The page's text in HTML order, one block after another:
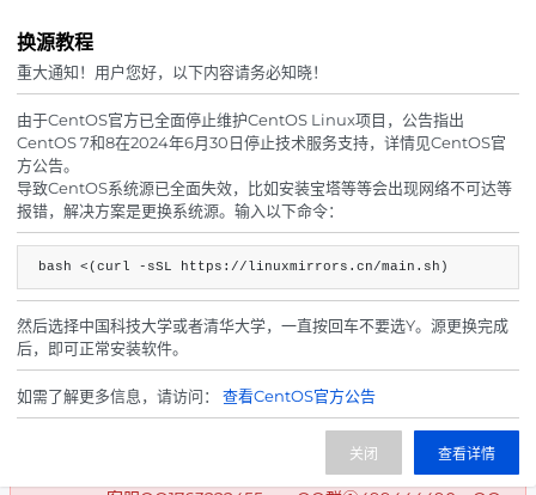
服务条款
所有业务到期前3天进行短信/邮件通知，所以我们强烈推
荐您在管理中心
绑定手机和邮箱，通过手机和邮箱接收
续费通知是目前到达率最高的提醒方式。
个人中心
和安全中心
填写完整个人信息，以便云服
务发生任何状况时我们能及时与您取得联系。若在问题解
决期间因您个人信息不全而无法与您取得联系，平台将不
承担任何责任。
尊敬的用户，因SSD固体硬盘安全存在不确定性，我司无
法确保绝对安全。您服务器中的数据弥足珍贵，平台难以
承担丢失风险。建议您每日至少进行一次异地备份，若因
意外导致数据丢失，相关风险需您自行承担，还望您理
，，客服QQ1763222455，，QQ群①499444490，QQ
，，客服QQ1763222455，，QQ群①499444490，QQ
换源教程
重大通知！用户您好，以下内容请务必知晓！
由于CentOS官方已全面停止维护CentOS Linux项目，公告指出
CentOS 7和8在2024年6月30日停止技术服务支持，详情见CentOS官
方公告。
导致CentOS系统源已全面失效，比如安装宝塔等等会出现网络不可达等
报错，解决方案是更换系统源。输入以下命令：
bash <(curl -sSL https://linuxmirrors.cn/main.sh)
然后选择中国科技大学或者清华大学，一直按回车不要选Y。源更换完成
后，即可正常安装软件。
如需了解更多信息，请访问： 查看CentOS官方公告
查看详情
关闭